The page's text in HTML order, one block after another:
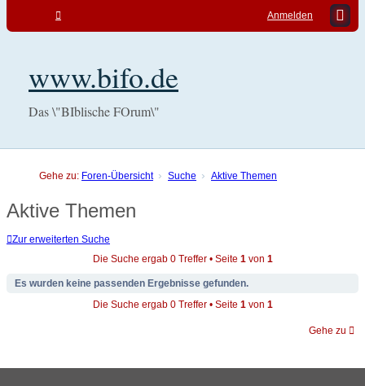
Anmelden
www.bifo.de
Das \"BIblische FOrum\"
Gehe zu: Foren-Übersicht Suche Aktive Themen
Aktive Themen
Zur erweiterten Suche
Die Suche ergab 0 Treffer • Seite 1von 1
Es wurden keine passenden Ergebnisse gefunden.
Die Suche ergab 0 Treffer • Seite 1von 1
Gehe zu